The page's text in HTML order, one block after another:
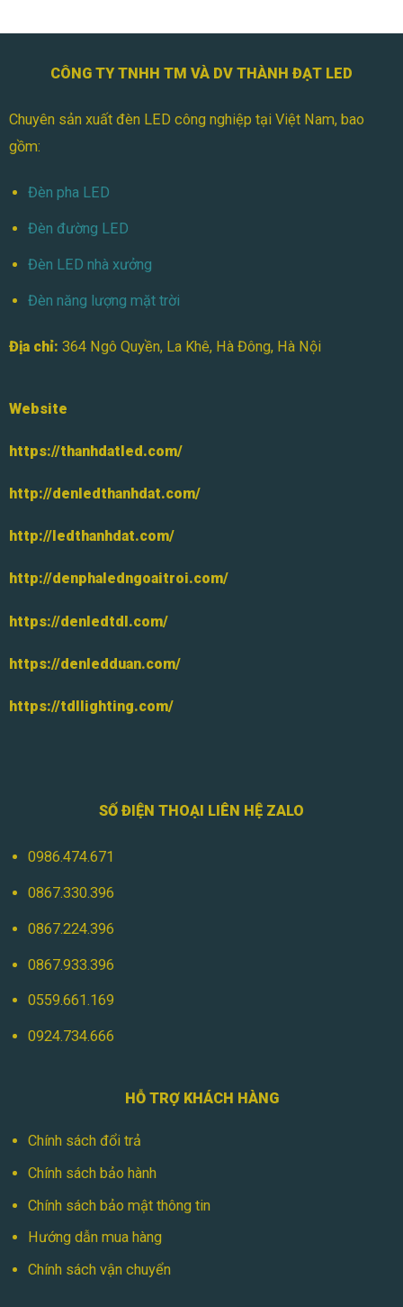
Tốt
Ưu
Cần
CÔNG TY TNHH TM VÀ DV THÀNH ĐẠT LED
Chuyên sản xuất đèn LED công nghiệp tại Việt Nam, bao
gồm:
Đèn pha LED
Đèn đường LED
Đèn LED nhà xưởng
Đèn năng lượng mặt trời
Địa chỉ: 364 Ngô Quyền, La Khê, Hà Đông, Hà Nội
Website
https://thanhdatled.com/
http://denledthanhdat.com/
http://ledthanhdat.com/
http://denphaledngoaitroi.com/
https://denledtdl.com/
https://denledduan.com/
https://tdllighting.com/
SỐ ĐIỆN THOẠI LIÊN HỆ ZALO
0986.474.671
0867.330.396
0867.224.396
0867.933.396
0559.661.169
0924.734.666
HỖ TRỢ KHÁCH HÀNG
Chính sách đổi trả
Chính sách bảo hành
Chính sách bảo mật thông tin
Hướng dẫn mua hàng
Chính sách vận chuyển